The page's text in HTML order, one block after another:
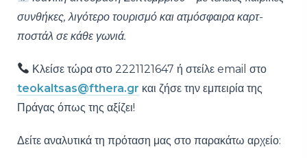
συνθήκες, λιγότερο τουρισμό και ατμόσφαιρα καρτ-
ποστάλ σε κάθε γωνιά.
Κλείσε τώρα στο 2221121647 ή στείλε email στο
teokaltsas@fthera.gr και ζήσε την εμπειρία της
Πράγας όπως της αξίζει!
Δείτε αναλυτικά τη πρόταση μας στο παρακάτω αρχείο: